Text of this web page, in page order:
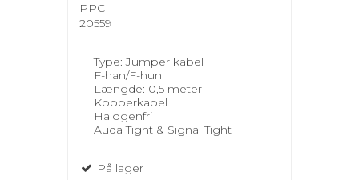
PPC
20559
Type: Jumper kabel
F-han/F-hun
Længde: 0,5 meter
Kobberkabel
Halogenfri
Auqa Tight & Signal Tight
På lager